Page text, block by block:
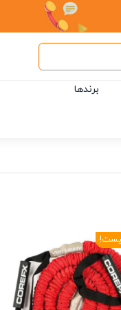
برندها